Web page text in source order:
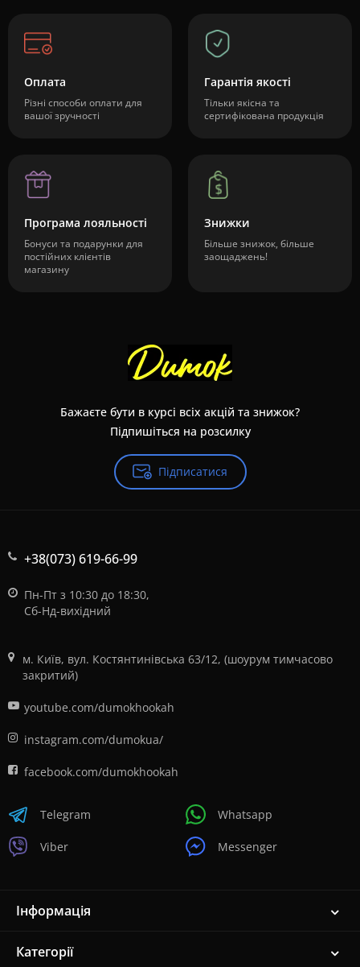
Оплата
Різні способи оплати для
вашої зручності
Гарантія якості
Тільки якісна та
сертифікована продукція
Програма лояльності
Бонуси та подарунки для
постійних клієнтів
магазину
Знижки
Більше знижок, більше
заощаджень!
Бажаєте бути в курсі всіх акцій та знижок?
Підпишіться на розсилку
Підписатися
+38(073) 619-66-99
Пн-Пт з 10:30 до 18:30,
Сб-Нд-вихідний
м. Київ, вул. Костянтинівська 63/12, (шоурум тимчасово
закритий)
youtube.com/dumokhookah
instagram.com/dumokua/
facebook.com/dumokhookah
Telegram
Viber
Whatsapp
Messenger
Інформація
Категорії